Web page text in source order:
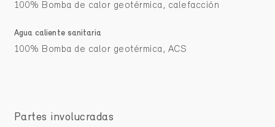
100% Bomba de calor geotérmica, calefacción
Agua caliente sanitaria
100% Bomba de calor geotérmica, ACS
Partes involucradas